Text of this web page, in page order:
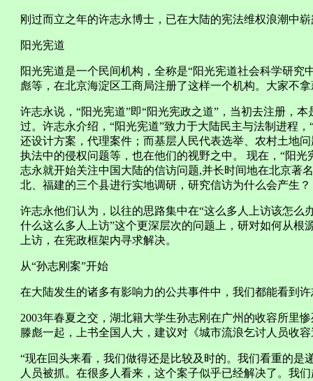
刚过而立之年的许志永博士，已在大陆的宪法维权浪潮中
阳光宪道
阳光宪道是一个民间机构，全称是“阳光宪道社会科学研究
彪等，在北京海淀区工商局注册了这样一个机构。大家不
许志永说，“阳光宪道”即“阳光宪政之道”，当初去注册，
过。许志永介绍，“阳光宪道”致力于大陆民主与法制进程
还设计方案，代理案件；而基层人民代表选举、农村土地
执法中的侵权问题等，也在他们的视野之中。 现在，“阳
志永就开始关注中国大陆的信访问题,并长时间地在北京著
北、福建的三个县进行实地调研，研究信访为什么会产生？
许志永他们认为，以往的思路集中在“这么多人上访该怎么
什么这么多人上访”这个更深层次的问题上，研对如何从根
上访，在宪政框架内寻求解决。
从“孙志刚案”开始
在大陆发生的诸多有影响力的公共事件中，我们都能看到
2003年春夏之交，湖北籍大学生孙志刚在广州的收容所里
滕彪一起，上书全国人大，建议对《城市流浪乞讨人员收
“现在回头来看，我们做得还是比较及时的。我们看重的是
人员被抓。在很多人看来，这个案子似乎已经解决了。我